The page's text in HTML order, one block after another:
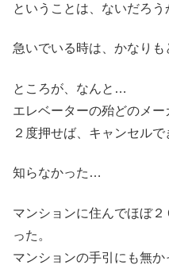
ということは、ないだろう
急いでいる時は、かなりも
ところが、なんと…
エレベーターの殆どのメー
２度押せば、キャンセルで
知らなかった…
マンションに住んでほぼ
った。
マンションの手引にも無